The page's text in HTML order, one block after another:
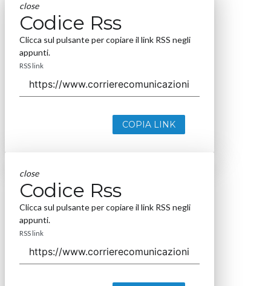
close
Codice Rss
Clicca sul pulsante per copiare il link RSS negli
appunti.
RSS link
COPIA LINK
close
Codice Rss
Clicca sul pulsante per copiare il link RSS negli
appunti.
RSS link